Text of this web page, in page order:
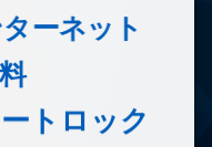
ーネット
トロック